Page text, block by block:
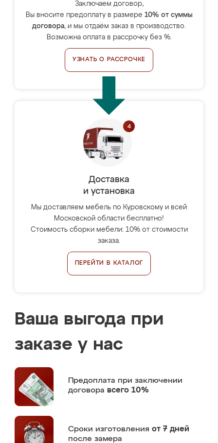
Заключаем договор,
Вы вносите предоплату в размере 10% от суммы
договора, и мы отдаём заказ в производство.
Возможна оплата в рассрочку без %.
УЗНАТЬ О РАССРОЧКЕ
Доставка
и установка
Мы доставляем мебель по Куровскому и всей
Московской области бесплатно!
Стоимость сборки мебели: 10% от стоимости
заказа.
ПЕРЕЙТИ В КАТАЛОГ
Ваша выгода при
заказе у нас
Предоплата при заключении
договора всего 10%
Сроки изготовления от 7 дней
после замера